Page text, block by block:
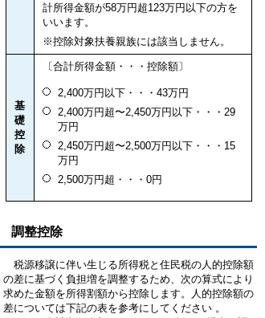
計所得金額が58万円超123万円以下の方を
いいます。
※控除対象扶養親族には該当しません。
基
礎
控
除
〔合計所得金額・・・控除額〕
2,400万円以下・・・43万円
2,400万円超〜2,450万円以下・・・29
万円
2,450万円超〜2,500万円以下・・・15
万円
2,500万円超・・・0円
調整控除
税源移譲に伴い生じる所得税と住民税の人的控除額
の差に基づく負担増を調整するため、次の算式により
求めた金額を所得割額から控除します。人的控除額の
差については下記の表を参考にしてください 。